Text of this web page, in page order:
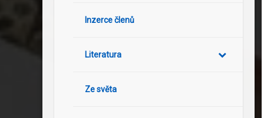
Inzerce členů
Literatura
Ze světa